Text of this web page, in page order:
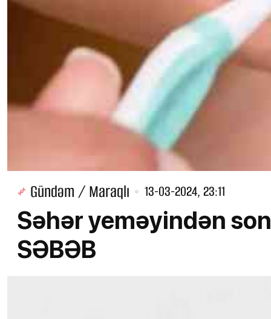
Gündəm / Maraqlı 13-03-2024, 23:11
Səhər yeməyindən
SƏBƏB